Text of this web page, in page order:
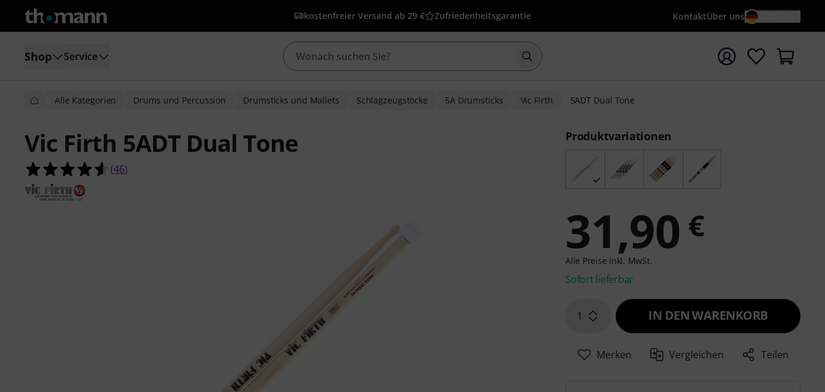
kostenfreier Versand ab 29 € Zufriedenheitsgarantie KontaktÜber uns
Shop Service Suche mit Suchwort {searchTerm} starten
Alle Kategorien Drums und Percussion Drumsticks und Mallets Schlagzeugstöcke 5A Drumsticks Vic Firth 5ADT Dual Tone
Vic Firth 5ADT Dual Tone
4.6 von 5 Sternen aus 46 Kundenbewertungen
(46)
Produktvariationen
31,90 €
Alle Preise inkl. MwSt.
Sofort lieferbar
1 IN DEN WARENKORB
Merken Vergleichen Teilen